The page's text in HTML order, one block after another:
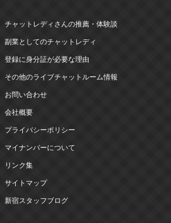
チャットレディさんの推薦・体験談
副業としてのチャットレディ
登録に身分証が必要な理由
その他のライブチャットルーム情報
お問い合わせ
会社概要
プライバシーポリシー
マイナンバーについて
リンク集
サイトマップ
新宿スタッフブログ